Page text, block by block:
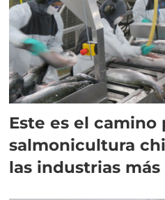
Este es el camino
salmonicultura
las industrias más